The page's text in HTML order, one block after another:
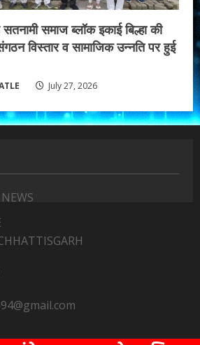
समाज ब्लॉक इकाई बिल्हा की
विस्तार व सामाजिक उन्नति पर हुई
July 27, 2026